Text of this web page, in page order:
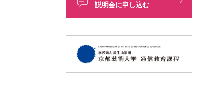
説明会に申し込む